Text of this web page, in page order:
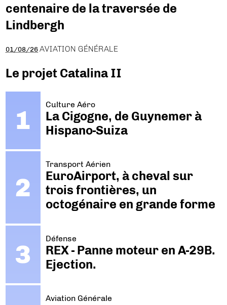
centenaire de la traversée de
Lindbergh
01/08/26 AVIATION GÉNÉRALE
Le projet Catalina II
Culture Aéro
La Cigogne, de Guynemer à
Hispano-Suiza
Transport Aérien
EuroAirport, à cheval sur
trois frontières, un
octogénaire en grande forme
Défense
REX - Panne moteur en A-29B.
Ejection.
Aviation Générale